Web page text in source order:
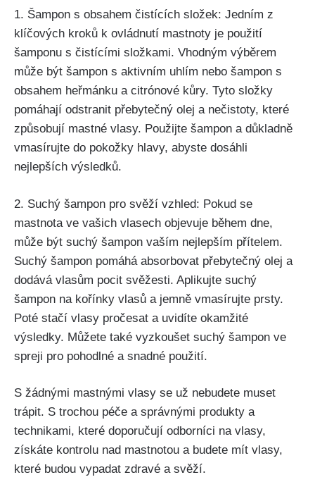
1. Šampon ⁣s obsahem čistících složek: Jedním⁢ z‍
klíčových kroků k ovládnutí mastnoty je použití
šamponu⁤ s čistícími složkami. Vhodným výběrem
může být šampon s aktivním uhlím nebo ‌šampon ‍s
‌obsahem heřmánku‍ a citrónové kůry. Tyto složky
pomáhají odstranit⁣ přebytečný olej‌ a ⁤nečistoty, které
způsobují mastné vlasy. ⁢Použijte šampon a důkladně
vmasírujte do pokožky hlavy, abyste⁢ dosáhli
nejlepších výsledků.
2.⁣ Suchý šampon pro svěží‍ vzhled: Pokud se
mastnota​ ve ‍vašich vlasech⁤ objevuje ​během⁣ dne,
může být suchý‌ šampon vaším nejlepším přítelem.
Suchý šampon⁤ pomáhá absorbovat ⁤přebytečný​ olej ‍a
dodává vlasům pocit ⁣svěžesti.‌ Aplikujte suchý
šampon na kořínky vlasů‌ a ​jemně vmasírujte prsty.
Poté stačí vlasy ⁤pročesat a uvidíte okamžité
výsledky. ‌Můžete⁢ také vyzkoušet⁣ suchý šampon ve
⁤spreji pro ‍pohodlné⁢ a snadné použití.
S žádnými mastnými ‌vlasy se už nebudete muset
trápit. S trochou péče a správnými produkty a
technikami, které ⁣doporučují odborníci ⁢na vlasy,
získáte kontrolu nad​ mastnotou ​a budete mít vlasy,
⁤které ⁤budou vypadat zdravé a svěží.